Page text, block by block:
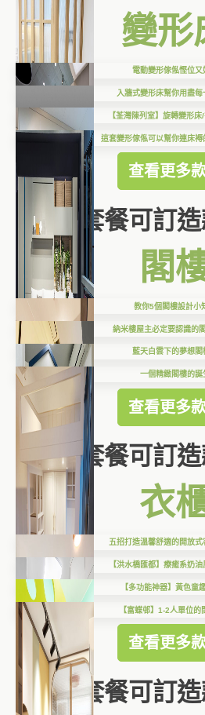
變形
電動變形傢俬慳位又
入牆式變形床幫你用盡每
【荃灣陳列室】旋轉變形床
這套變形傢俬可以幫你連床褥
查看更多
套餐可訂
閣
教你5個閣樓設計小
納米樓屋主必定要認識的
藍天白雲下的夢想閣
一個精緻閣樓的誕
查看更多
套餐可訂
衣
五招打造溫馨舒適的開放式
【洪水橋匯都】療癒系奶
【多功能神器】黃色童
【富蝶邨】1-2人單位的
查看更多
套餐可訂